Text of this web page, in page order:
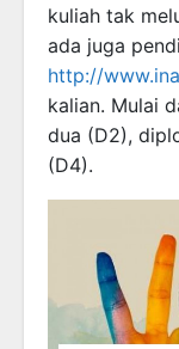
kuliah tak
ada juga
http://
kalian. Mulai
dua (D2),
(D4).